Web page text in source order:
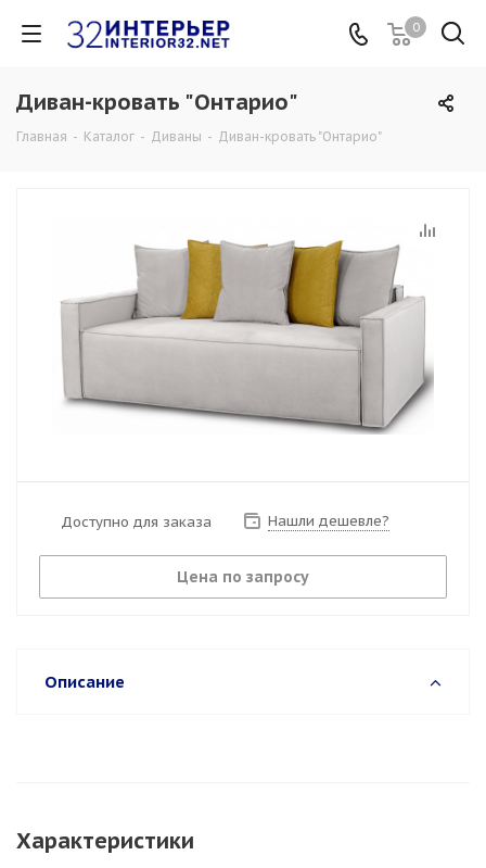
0
Диван-кровать "Онтарио"
Главная - Каталог - Диваны - Диван-кровать "Онтарио"
Доступно для заказа Нашли дешевле?
Цена по запросу
Описание
Характеристики